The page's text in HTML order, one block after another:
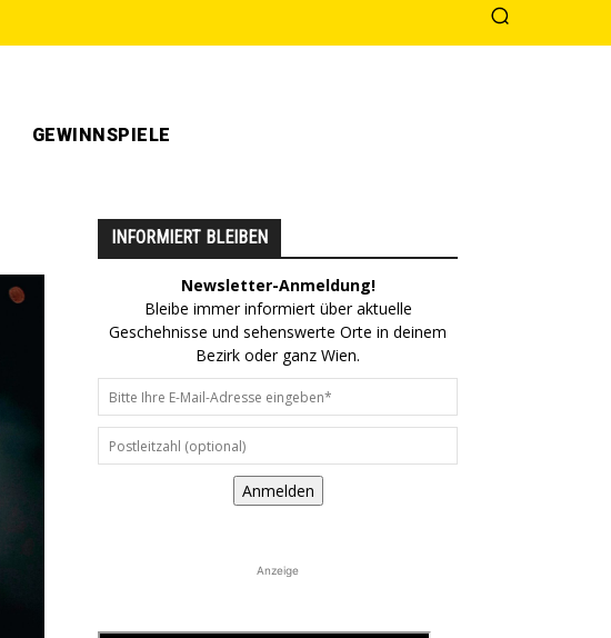
GEWINNSPIELE
INFORMIERT BLEIBEN
Newsletter-Anmeldung!
Bleibe immer informiert über aktuelle
Geschehnisse und sehenswerte Orte in deinem
Bezirk oder ganz Wien.
Anmelden
Anzeige